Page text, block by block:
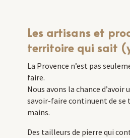
Les artisans et
territoire qui sait
La Provence n’est pas
faire.
Nous avons la chance
savoir-faire continuent de
mains.
Des tailleurs de pierre qui